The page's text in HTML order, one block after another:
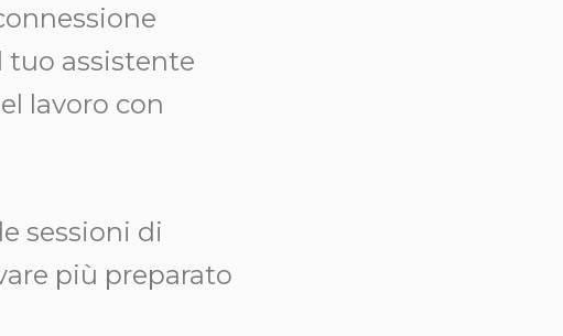
tuo assistente
lavoro con
sessioni di
più preparato